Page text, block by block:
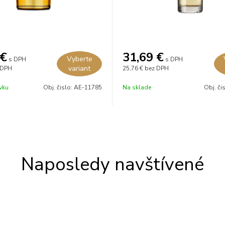
s DPH
Vyberte
variant
Obj. čislo: AE-11785
31,69 € s DPH
25,76 € bez DPH
Na sklade Obj.
Naposledy navštívené